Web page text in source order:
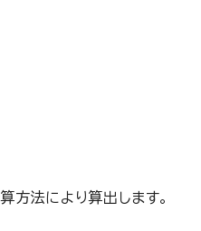
方法により算出します。